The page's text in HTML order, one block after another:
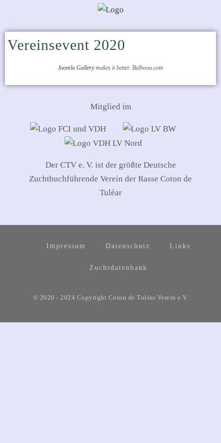
Vereinsevent 2020
Joomla Gallerymakes it better. Balbooa.com
Mitglied im
Der CTV e. V. ist der größte Deutsche
Zuchtbuchführende Verein der Rasse Coton de
Tuléar
Impressum Datenschutz Links
Zuchtdatenbank
© 2020 - 2024 Copyright Coton de Tuléar Verein e.V.